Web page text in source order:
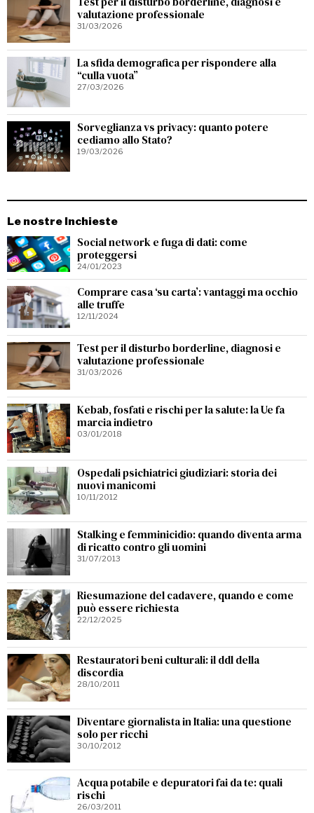
valutazione professionale
31/03/2026
La sfida demografica per rispondere alla
“culla vuota”
27/03/2026
Sorveglianza vs privacy: quanto potere
cediamo allo Stato?
19/03/2026
Le nostre Inchieste
Social network e fuga di dati: come
proteggersi
24/01/2023
Comprare casa ‘su carta’: vantaggi ma occhio
alle truffe
12/11/2024
Test per il disturbo borderline, diagnosi e
valutazione professionale
31/03/2026
Kebab, fosfati e rischi per la salute: la Ue fa
marcia indietro
03/01/2018
Ospedali psichiatrici giudiziari: storia dei
nuovi manicomi
10/11/2012
Stalking e femminicidio: quando diventa arma
di ricatto contro gli uomini
31/07/2013
Riesumazione del cadavere, quando e come
può essere richiesta
22/12/2025
Restauratori beni culturali: il ddl della
discordia
28/10/2011
Diventare giornalista in Italia: una questione
solo per ricchi
30/10/2012
Acqua potabile e depuratori fai da te: quali
rischi
26/03/2011